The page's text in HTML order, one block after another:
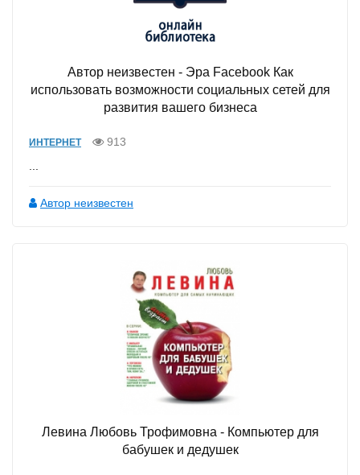
Автор неизвестен - Эра Facebook Как
использовать возможности социальных сетей для
развития вашего бизнеса
ИНТЕРНЕТ
913
Автор неизвестен
Левина Любовь Трофимовна - Компьютер для
бабушек и дедушек